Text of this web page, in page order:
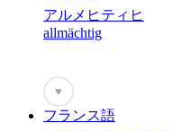
アルメヒティヒ
allmächtig
♥
フランス語